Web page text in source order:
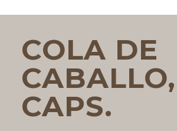
COLA DE
CAPS.